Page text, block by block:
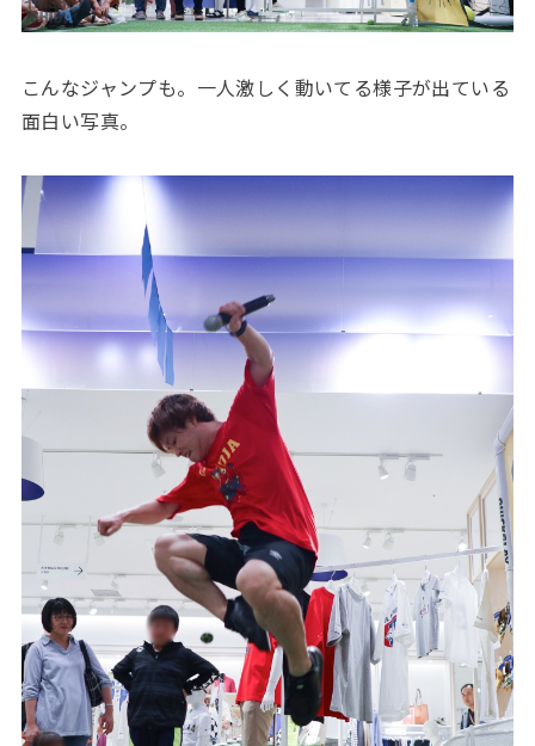
こんなジャンプも。一人激しく動いてる様子が出ている
面白い写真。